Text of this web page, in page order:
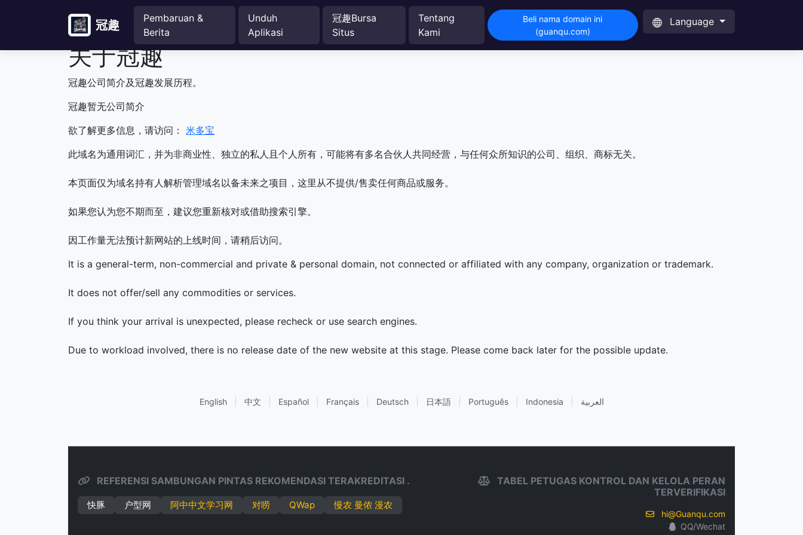
冠趣
Pembaruan &
Berita
Unduh
Aplikasi
冠趣Bursa
Situs
Tentang
Kami
Beli nama domain ini
(guanqu.com)
Language
关于冠趣
冠趣公司简介及冠趣发展历程。
冠趣暂无公司简介
欲了解更多信息，请访问： 米多宝
此域名为通用词汇，并为非商业性、独立的私人且个人所有，可能将有多名合伙人共同经营，与任何众所知识的公司、组织、商标无关。
本页面仅为域名持有人解析管理域名以备未来之项目，这里从不提供/售卖任何商品或服务。
如果您认为您不期而至，建议您重新核对或借助搜索引擎。
因工作量无法预计新网站的上线时间，请稍后访问。
It is a general-term, non-commercial and private & personal domain, not connected or affiliated with any company, organization or trademark.
It does not offer/sell any commodities or services.
If you think your arrival is unexpected, please recheck or use search engines.
Due to workload involved, there is no release date of the new website at this stage. Please come back later for the possible update.
English 中文 Español Français Deutsch 日本語 Português Indonesia العربية
REFERENSI SAMBUNGAN PINTAS REKOMENDASI TERAKREDITASI .
快豚 户型网 阿中中文学习网 对唠 QWap 慢农 曼侬 漫农
TABEL PETUGAS KONTROL DAN KELOLA PERAN
TERVERIFIKASI
hi@Guanqu.com
QQ/Wechat